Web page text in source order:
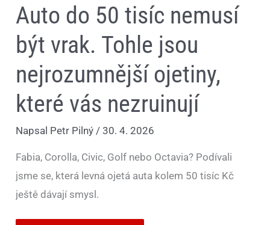
Auto do 50 tisíc nemusí
být vrak. Tohle jsou
nejrozumnější ojetiny,
které vás nezruinují
Napsal Petr Pilný /30. 4. 2026
Fabia, Corolla, Civic, Golf nebo Octavia? Podívali
jsme se, která levná ojetá auta kolem 50 tisíc Kč
ještě dávají smysl.